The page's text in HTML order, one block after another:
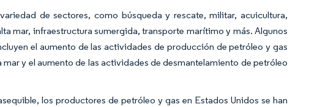
de sectores, como búsqueda y rescate, militar, acuicultura,
mar, infraestructura sumergida, transporte marítimo y más. Algunos
el aumento de las actividades de producción de petróleo y gas
y el aumento de las actividades de desmantelamiento de petróleo
los productores de petróleo y gas en Estados Unidos se han